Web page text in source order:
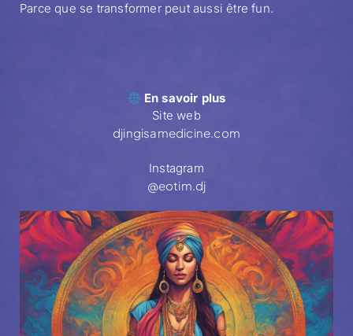
Parce que se transformer peut aussi être fun.
En savoir plus
Site web
djingisamedicine.com
Instagram
@eotim.dj